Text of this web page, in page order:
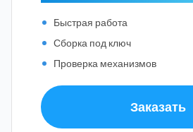
Быстрая работа
Сборка под ключ
Проверка механизмов
Заказать